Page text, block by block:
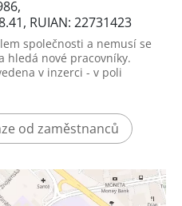
RUIAN: 22731423
společnosti a nemusí se
hledá nové pracovníky.
v inzerci - v poli
od zaměstnanců